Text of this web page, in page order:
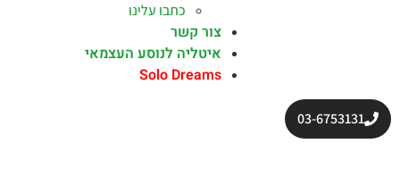
03-6753131
כתבו עלינו
צור קשר
איטליה לנוסע העצמאי
Solo Dreams